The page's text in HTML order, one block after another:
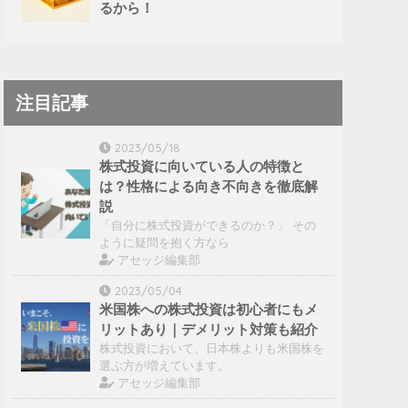
るから！
注目記事
2023/05/18
株式投資に向いている人の特徴と
は？性格による向き不向きを徹底解
説
「自分に株式投資ができるのか？」 その
ように疑問を抱く方なら
アセッジ編集部
2023/05/04
米国株への株式投資は初心者にもメ
リットあり｜デメリット対策も紹介
株式投資において、日本株よりも米国株を
選ぶ方が増えています。
アセッジ編集部